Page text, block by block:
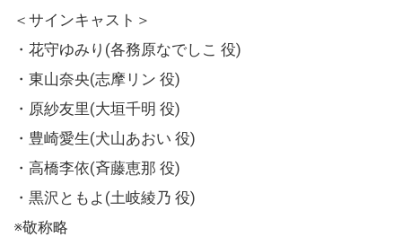
＜サインキャスト＞
・花守ゆみり(各務原なでしこ 役)
・東山奈央(志摩リン 役)
・原紗友里(大垣千明 役)
・豊崎愛生(犬山あおい 役)
・高橋李依(斉藤恵那 役)
・黒沢ともよ(土岐綾乃 役)
※敬称略